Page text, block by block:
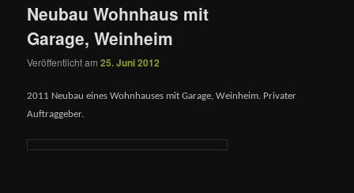
Neubau Wohnhaus mit
Garage, Weinheim
Veröffentlicht am25. Juni 2012
2011 Neubau eines Wohnhauses mit Garage, Weinheim. Privater
Auftraggeber.